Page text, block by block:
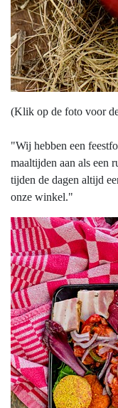
(Klik op de foto voor
"Wij hebben een
maaltijden aan als een
tijden de dagen altijd
onze winkel."